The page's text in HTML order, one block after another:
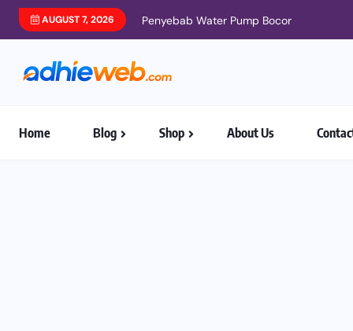
AUGUST 7, 2026 Penyebab Water Pump Bocor
Home Blog Shop About Us